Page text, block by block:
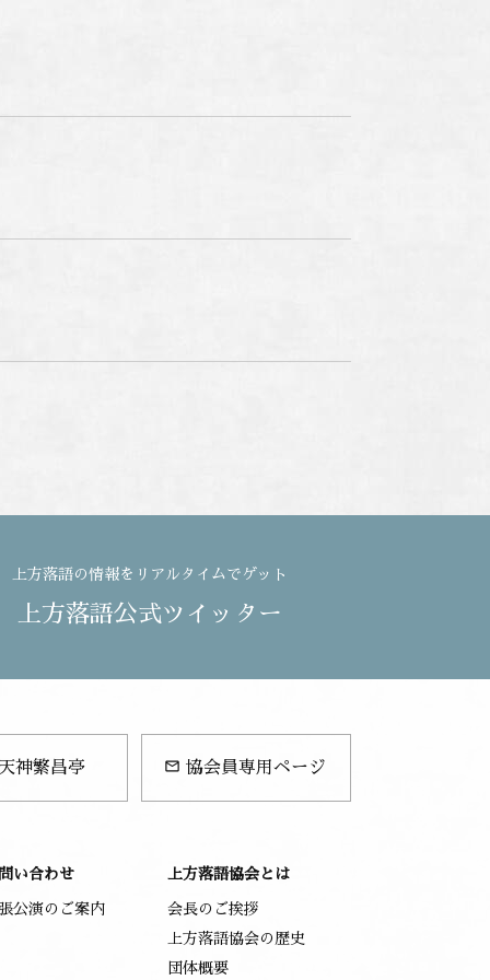
上方落語の情報をリアルタイムでゲット
上方落語公式ツイッター
神繁昌亭 mail_outline 協会員専用ページ
い合わせ
公演のご案内
上方落語協会とは
会長のご挨拶
上方落語協会の歴史
団体概要